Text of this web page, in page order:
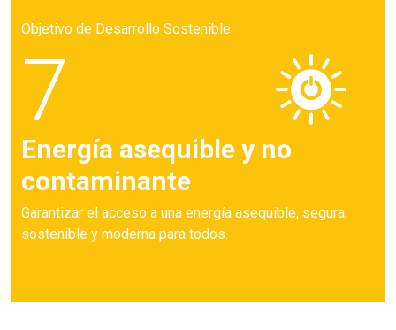
Objetivo de Desarrollo Sostenible
7
Energía asequible y no
contaminante
Garantizar el acceso a una energía asequible, segura,
sostenible y moderna para todos.